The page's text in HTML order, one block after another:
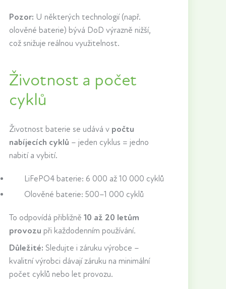
Pozor: U některých technologií (např.
olověné baterie) bývá DoD výrazně nižší,
což snižuje reálnou využitelnost.
Životnost a počet
cyklů
Životnost baterie se udává v počtu
nabíjecích cyklů – jeden cyklus = jedno
nabití a vybití.
LiFePO4 baterie: 6 000 až 10 000 cyklů
Olověné baterie: 500–1 000 cyklů
To odpovídá přibližně 10 až 20 letům
provozu při každodenním používání.
Důležité: Sledujte i záruku výrobce –
kvalitní výrobci dávají záruku na minimální
počet cyklů nebo let provozu.